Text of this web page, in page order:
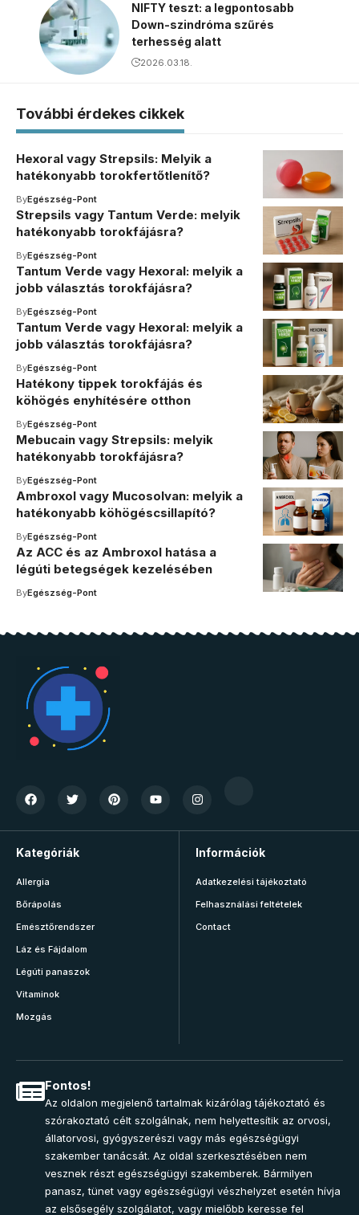
NIFTY teszt: a legpontosabb
Down-szindróma szűrés
terhesség alatt
2026.03.18.
További érdekes cikkek
Hexoral vagy Strepsils: Melyik a
hatékonyabb torokfertőtlenítő?
ByEgészség-Pont
Strepsils vagy Tantum Verde: melyik
hatékonyabb torokfájásra?
ByEgészség-Pont
Tantum Verde vagy Hexoral: melyik a
jobb választás torokfájásra?
ByEgészség-Pont
Tantum Verde vagy Hexoral: melyik a
jobb választás torokfájásra?
ByEgészség-Pont
Hatékony tippek torokfájás és
köhögés enyhítésére otthon
ByEgészség-Pont
Mebucain vagy Strepsils: melyik
hatékonyabb torokfájásra?
ByEgészség-Pont
Ambroxol vagy Mucosolvan: melyik a
hatékonyabb köhögéscsillapító?
ByEgészség-Pont
Az ACC és az Ambroxol hatása a
légúti betegségek kezelésében
ByEgészség-Pont
Kategóriák
Allergia
Bőrápolás
Emésztőrendszer
Láz és Fájdalom
Légúti panaszok
Vitaminok
Mozgás
Információk
Adatkezelési tájékoztató
Felhasználási feltételek
Contact
Fontos!
Az oldalon megjelenő tartalmak kizárólag tájékoztató és
szórakoztató célt szolgálnak, nem helyettesítik az orvosi,
állatorvosi, gyógyszerészi vagy más egészségügyi
szakember tanácsát. Az oldal szerkesztésében nem
vesznek részt egészségügyi szakemberek. Bármilyen
panasz, tünet vagy egészségügyi vészhelyzet esetén hívja
az elsősegély szolgálatot, vagy mielőbb keresse fel